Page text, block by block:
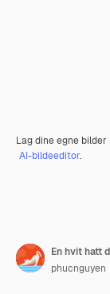
Lag dine egne bilder
AI-bildeeditor.
phucnguyen